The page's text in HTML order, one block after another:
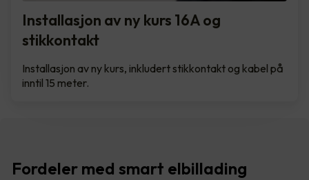
Installasjon av ny kurs 16A og
stikkontakt
Installasjon av ny kurs, inkludert stikkontakt og kabel på
inntil 15 meter.
Fordeler med smart elbillading